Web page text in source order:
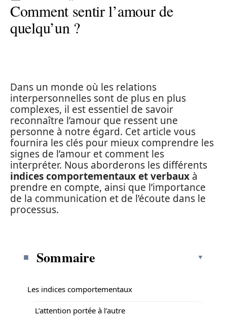
Comment sentir l’amour de
quelqu’un ?
Dans un monde où les relations
interpersonnelles sont de plus en plus
complexes, il est essentiel de savoir
reconnaître l’amour que ressent une
personne à notre égard. Cet article vous
fournira les clés pour mieux comprendre les
signes de l’amour et comment les
interpréter. Nous aborderons les différents
indices comportementaux et verbaux à
prendre en compte, ainsi que l’importance
de la communication et de l’écoute dans le
processus.
Sommaire
Les indices comportementaux
L’attention portée à l’autre